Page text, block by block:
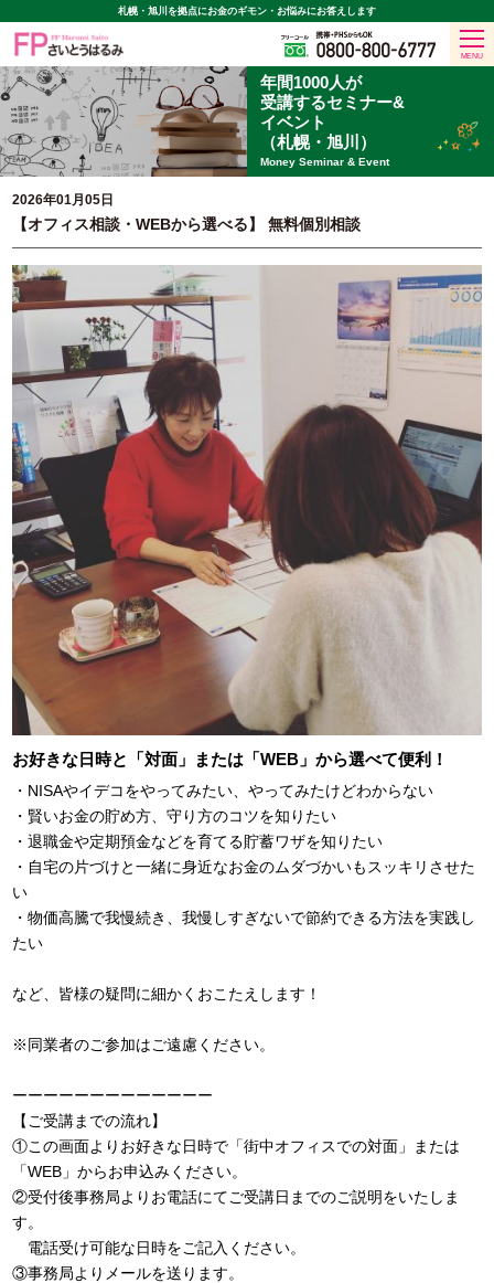
札幌・旭川を拠点にお金のギモン・お悩みにお答えします
MENU
年間1000人が
受講するセミナー&
イベント
（札幌・旭川）
Money Seminar & Event
2026年01月05日
【オフィス相談・WEBから選べる】 無料個別相談
お好きな日時と「対面」または「WEB」から選べて便利！
・NISAやイデコをやってみたい、やってみたけどわからない
・賢いお金の貯め方、守り方のコツを知りたい
・退職金や定期預金などを育てる貯蓄ワザを知りたい
・自宅の片づけと一緒に身近なお金のムダづかいもスッキリさせた
い
・物価高騰で我慢続き、我慢しすぎないで節約できる方法を実践し
たい
など、皆様の疑問に細かくおこたえします！
※同業者のご参加はご遠慮ください。
ーーーーーーーーーーーーー
【ご受講までの流れ】
①この画面よりお好きな日時で「街中オフィスでの対面」または
「WEB」からお申込みください。
②受付後事務局よりお電話にてご受講日までのご説明をいたしま
す。
電話受け可能な日時をご記入ください。
③事務局よりメールを送ります。